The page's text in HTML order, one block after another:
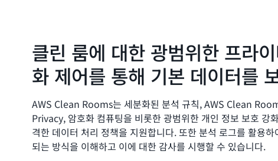
클린 룸에 대한 광범위한 프라
화 제어를 통해 기본 데이터를
AWS Clean Rooms는 세분화된 분석 규칙, AWS Clean
Privacy, 암호화 컴퓨팅을 비롯한 광범위한 개인 정보 보호 강
격한 데이터 처리 정책을 지원합니다. 또한 분석 로그를 활용
되는 방식을 이해하고 이에 대한 감사를 시행할 수 있습니다.